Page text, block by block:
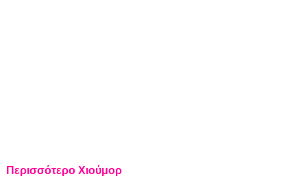
Περισσότερο Χιούμορ